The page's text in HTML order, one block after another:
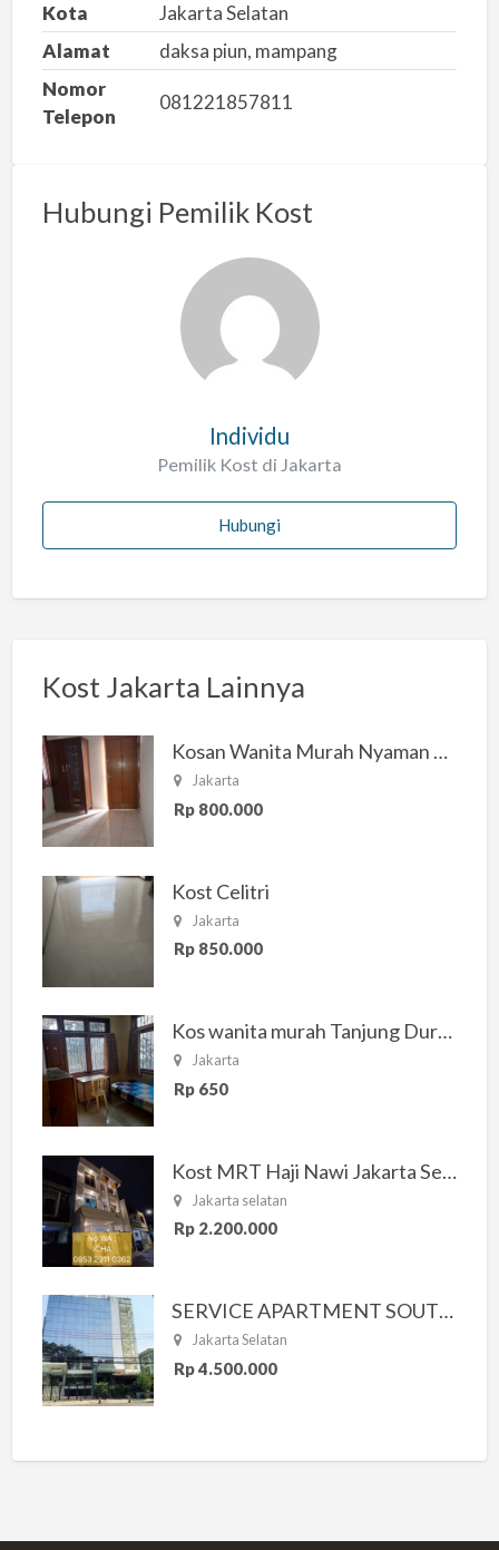
Kota
Jakarta Selatan
Alamat
daksa piun, mampang
Nomor
Telepon
081221857811
Hubungi Pemilik Kost
Individu
Pemilik Kost di Jakarta
Hubungi
Kost Jakarta Lainnya
Kosan Wanita Murah Nyaman di Jakarta Selatan
Jakarta
Rp 800.000
Kost Celitri
Jakarta
Rp 850.000
Kos wanita murah Tanjung Duren Jakarta Barat
Jakarta
Rp 650
Kost MRT Haji Nawi Jakarta Selatan
Jakarta selatan
Rp 2.200.000
SERVICE APARTMENT SOUTH RESIDENCE
Jakarta Selatan
Rp 4.500.000